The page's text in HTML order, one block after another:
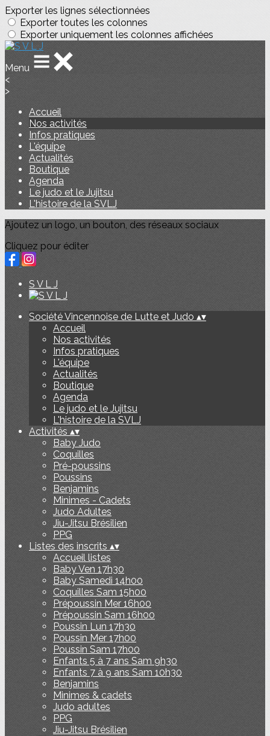
Exporter les lignes sélectionnées
Exporter toutes les colonnes
Exporter uniquement les colonnes affichées
Menu
<
>
Accueil
Nos activités
Infos pratiques
L'équipe
Actualités
Boutique
Agenda
Le judo et le Jujitsu
L'histoire de la SVLJ
Ajoutez un logo, un bouton, des réseaux sociaux
Cliquez pour éditer
S V L J
Société Vincennoise de Lutte et Judo ▴▾
Accueil
Nos activités
Infos pratiques
L'équipe
Actualités
Boutique
Agenda
Le judo et le Jujitsu
L'histoire de la SVLJ
Activités ▴▾
Baby Judo
Coquilles
Pré-poussins
Poussins
Benjamins
Minimes - Cadets
Judo Adultes
Jiu-Jitsu Brésilien
PPG
Listes des inscrits ▴▾
Accueil listes
Baby Ven 17h30
Baby Samedi 14h00
Coquilles Sam 15h00
Prépoussin Mer 16h00
Prépoussin Sam 16h00
Poussin Lun 17h30
Poussin Mer 17h00
Poussin Sam 17h00
Enfants 5 à 7 ans Sam 9h30
Enfants 7 à 9 ans Sam 10h30
Benjamins
Minimes & cadets
Judo adultes
PPG
Jiu-Jitsu Brésilien